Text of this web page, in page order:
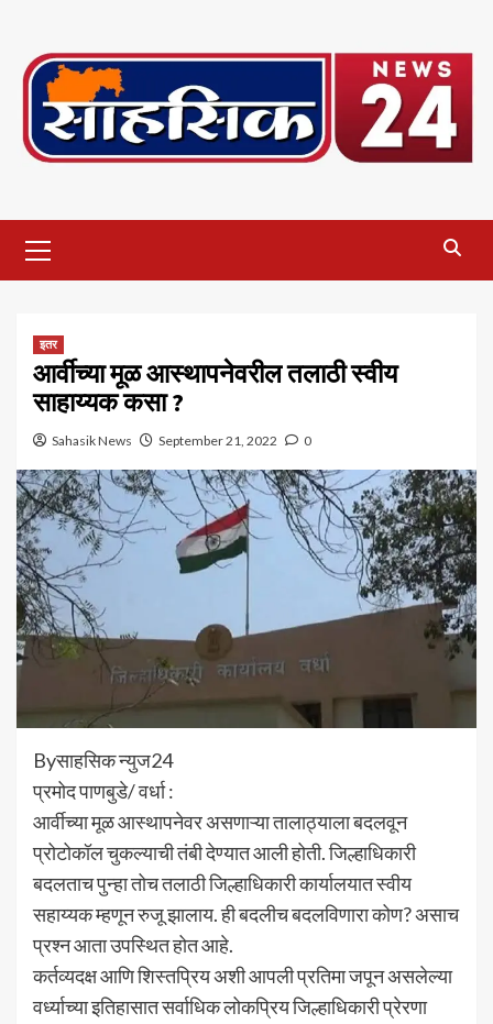
content
Menu
इतर
आर्वीच्या मूळ आस्थापनेवरील तलाठी स्वीय
साहाय्यक कसा ?
Sahasik News September 21, 2022 0
Byसाहसिक न्युज24
प्रमोद पाणबुडे/ वर्धा :
आर्वीच्या मूळ आस्थापनेवर असणाऱ्या तालाठ्याला बदलवून
प्रोटोकॉल चुकल्याची तंबी देण्यात आली होती. जिल्हाधिकारी
बदलताच पुन्हा तोच तलाठी जिल्हाधिकारी कार्यालयात स्वीय
सहाय्यक म्हणून रुजू झालाय. ही बदलीच बदलविणारा कोण? असाच
प्रश्न आता उपस्थित होत आहे.
कर्तव्यदक्ष आणि शिस्तप्रिय अशी आपली प्रतिमा जपून असलेल्या
वर्ध्याच्या इतिहासात सर्वाधिक लोकप्रिय जिल्हाधिकारी प्रेरणा